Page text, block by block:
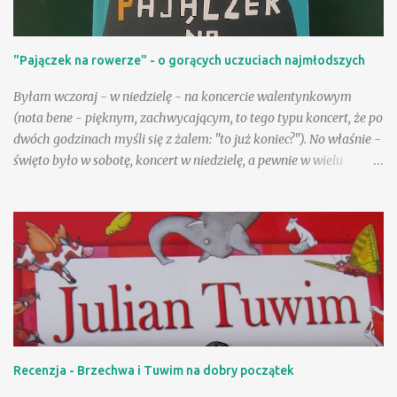
zawrotną Książka opatrzona imprimatur. Polecam Gosia tekst:
Piotr Krzyżewski Wydawnictwo Papilon, 2012 Oprawa twarda,
stron 352 ISBN: 9788324598427 Format: 19.5x27.5cm
"Pajączek na rowerze" - o gorących uczuciach najmłodszych
Byłam wczoraj - w niedzielę - na koncercie walentynkowym
(nota bene - pięknym, zachwycającym, to tego typu koncert, że po
dwóch godzinach myśli się z żalem: "to już koniec?"). No właśnie -
święto było w sobotę, koncert w niedzielę, a pewnie w wielu
względem jesteśmy zgodni - okazywanie uczuć bez względu na
datę aprobujemy bez wahania. A jednocześnie przecież mamy
często zastrzeżenia odnośnie nieco starszych zakochanych czy
tych najmłodszych. Takie właśnie kwestie zostały przestawione w
"Pajączku na rowerze": jej główni bohaterowie to Ola i Łukasz,
uczniowie szkoły podstawowej. Ich znajomość to dobre
potwierdzenie tezy, iż przeciwieństwa przyciągają się, a także
powiedzenia: "Kto się lubi, ten się czubi", choć w przypadku tych
Recenzja - Brzechwa i Tuwim na dobry początek